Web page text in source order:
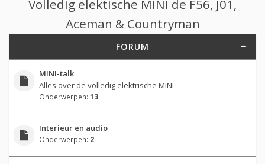
Volledig elektische MINI de F56, J01,
Aceman & Countryman
FORUM
MINI-talk
Alles over de volledig elektrische MINI
Onderwerpen: 13
Interieur en audio
Onderwerpen: 2